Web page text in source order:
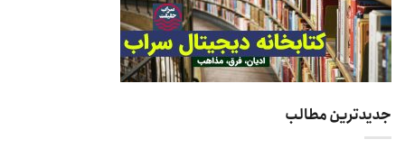
جدیدترین مطالب